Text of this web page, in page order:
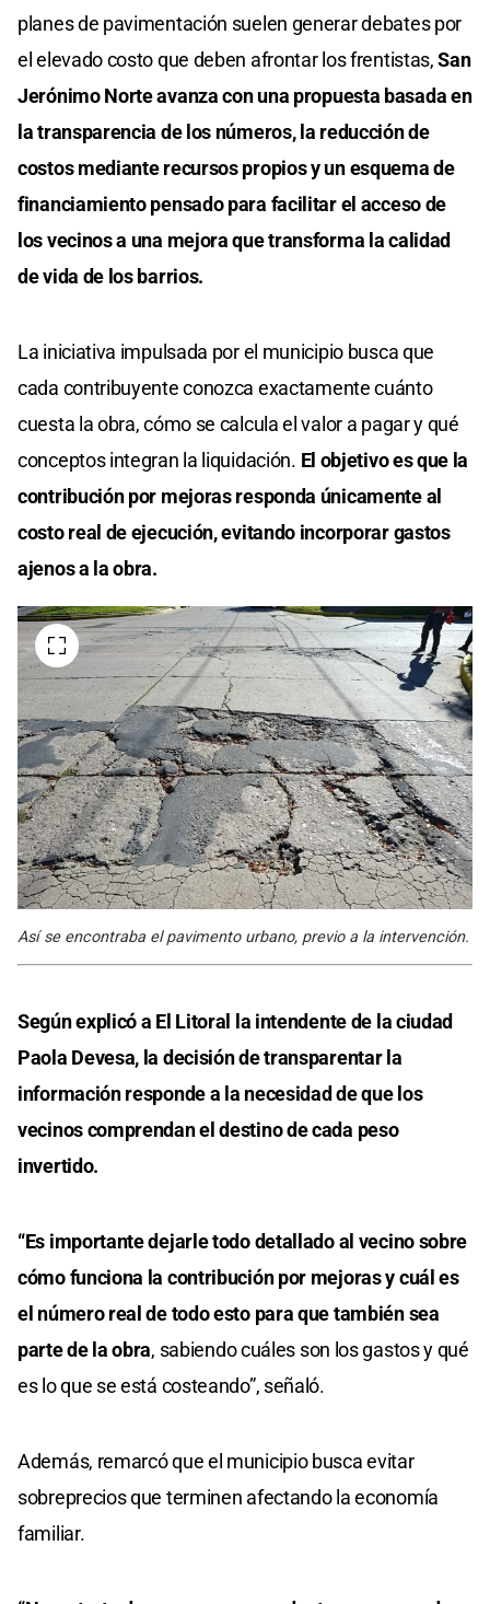
planes de pavimentación suelen generar debates por
el elevado costo que deben afrontar los frentistas,San
Jerónimo Norte avanza con una propuesta basada en
la transparencia de los números, la reducción de
costos mediante recursos propios y un esquema de
financiamiento pensado para facilitar el acceso de
los vecinos a una mejora que transforma la calidad
de vida de los barrios.
La iniciativa impulsada por el municipio busca que
cada contribuyente conozca exactamente cuánto
cuesta la obra, cómo se calcula el valor a pagar y qué
conceptos integran la liquidación. El objetivo es que la
contribución por mejoras responda únicamente al
costo real de ejecución, evitando incorporar gastos
ajenos a la obra.
Así se encontraba el pavimento urbano, previo a la intervención.
Según explicó a El Litoral la intendente de la ciudad
Paola Devesa, la decisión de transparentar la
información responde a la necesidad de que los
vecinos comprendan el destino de cada peso
invertido.
“Es importante dejarle todo detallado al vecino sobre
cómo funciona la contribución por mejoras y cuál es
el número real de todo esto para que también sea
parte de la obra, sabiendo cuáles son los gastos y qué
es lo que se está costeando”, señaló.
Además, remarcó que el municipio busca evitar
sobreprecios que terminen afectando la economía
familiar.